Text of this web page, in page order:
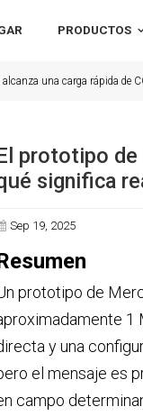
PRODUCTOS
una carga rápida de
prototipo de
significa
Sep 19, 2025
prototipo de
1
y una
el mensaje es
campo